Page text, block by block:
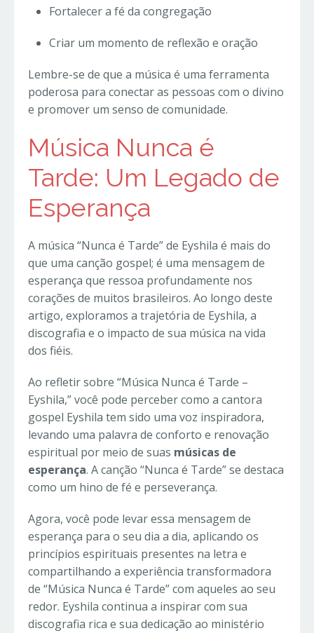
Fortalecer a fé da congregação
Criar um momento de reflexão e oração
Lembre-se de que a música é uma ferramenta
poderosa para conectar as pessoas com o divino
e promover um senso de comunidade.
Música Nunca é
Tarde: Um Legado de
Esperança
A música “Nunca é Tarde” de Eyshila é mais do
que uma canção gospel; é uma mensagem de
esperança que ressoa profundamente nos
corações de muitos brasileiros. Ao longo deste
artigo, exploramos a trajetória de Eyshila, a
discografia e o impacto de sua música na vida
dos fiéis.
Ao refletir sobre “Música Nunca é Tarde –
Eyshila,” você pode perceber como a cantora
gospel Eyshila tem sido uma voz inspiradora,
levando uma palavra de conforto e renovação
espiritual por meio de suas músicas de
esperança. A canção “Nunca é Tarde” se destaca
como um hino de fé e perseverança.
Agora, você pode levar essa mensagem de
esperança para o seu dia a dia, aplicando os
princípios espirituais presentes na letra e
compartilhando a experiência transformadora
de “Música Nunca é Tarde” com aqueles ao seu
redor. Eyshila continua a inspirar com sua
discografia rica e sua dedicação ao ministério